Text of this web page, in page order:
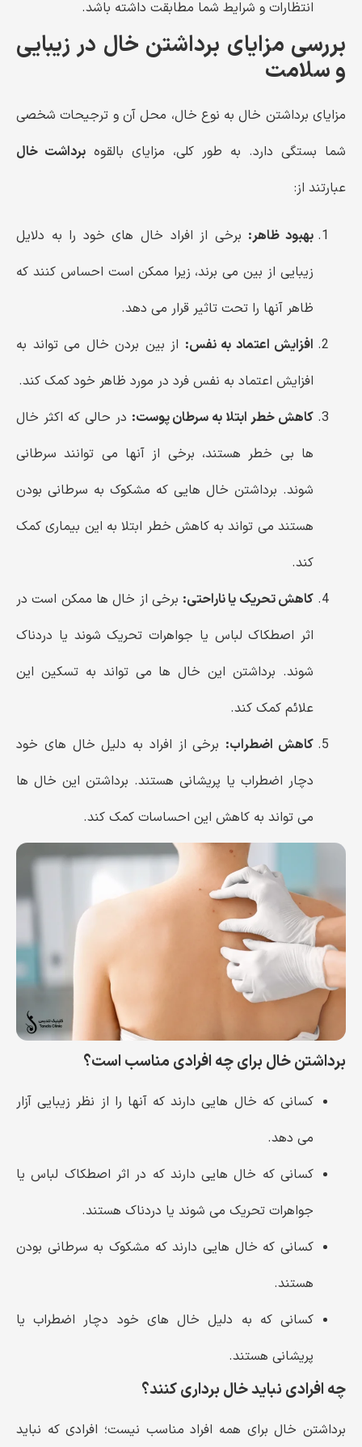
انتظارات و شرایط شما مطابقت داشته باشد.
بررسی مزایای برداشتن خال در زیبایی
و سلامت
مزایای برداشتن خال به نوع خال، محل آن و ترجیحات شخصی
شما بستگی دارد. به طور کلی، مزایای بالقوه برداشت خال
عبارتند از:
بهبود ظاهر: برخی از افراد خال های خود را به دلایل
زیبایی از بین می برند، زیرا ممکن است احساس کنند که
ظاهر آنها را تحت تاثیر قرار می دهد.
افزایش اعتماد به نفس: از بین بردن خال می تواند به
افزایش اعتماد به نفس فرد در مورد ظاهر خود کمک کند.
کاهش خطر ابتلا به سرطان پوست: در حالی که اکثر خال
ها بی خطر هستند، برخی از آنها می توانند سرطانی
شوند. برداشتن خال هایی که مشکوک به سرطانی بودن
هستند می تواند به کاهش خطر ابتلا به این بیماری کمک
کند.
کاهش تحریک یا ناراحتی: برخی از خال ها ممکن است در
اثر اصطکاک لباس یا جواهرات تحریک شوند یا دردناک
شوند. برداشتن این خال ها می تواند به تسکین این
علائم کمک کند.
کاهش اضطراب: برخی از افراد به دلیل خال های خود
دچار اضطراب یا پریشانی هستند. برداشتن این خال ها
می تواند به کاهش این احساسات کمک کند.
برداشتن خال برای چه افرادی مناسب است؟
کسانی که خال هایی دارند که آنها را از نظر زیبایی آزار
می دهد.
کسانی که خال هایی دارند که در اثر اصطکاک لباس یا
جواهرات تحریک می شوند یا دردناک هستند.
کسانی که خال هایی دارند که مشکوک به سرطانی بودن
هستند.
کسانی که به دلیل خال های خود دچار اضطراب یا
پریشانی هستند.
چه افرادی نباید خال برداری کنند؟
برداشتن خال برای همه افراد مناسب نیست؛ افرادی که نباید